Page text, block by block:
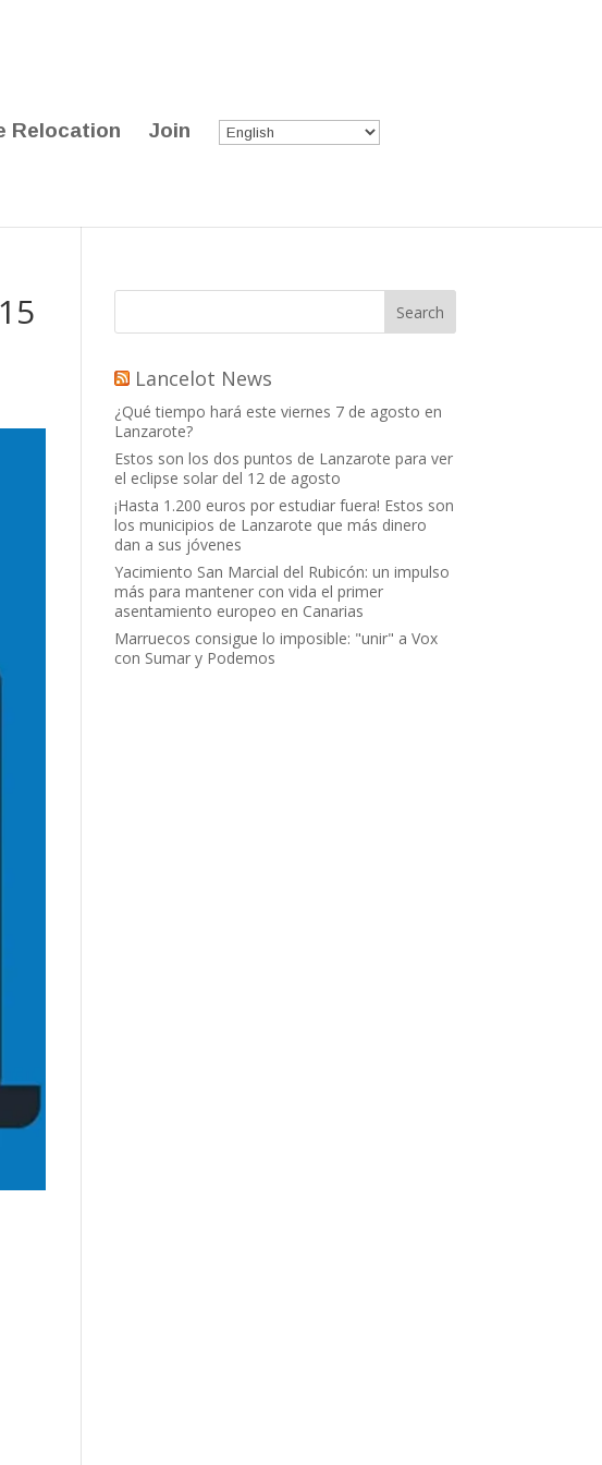
Relocation Join
Lancelot News
¿Qué tiempo hará este viernes 7 de agosto en
Lanzarote?
Estos son los dos puntos de Lanzarote para ver
el eclipse solar del 12 de agosto
¡Hasta 1.200 euros por estudiar fuera! Estos son
los municipios de Lanzarote que más dinero
dan a sus jóvenes
Yacimiento San Marcial del Rubicón: un impulso
más para mantener con vida el primer
asentamiento europeo en Canarias
Marruecos consigue lo imposible: "unir" a Vox
con Sumar y Podemos